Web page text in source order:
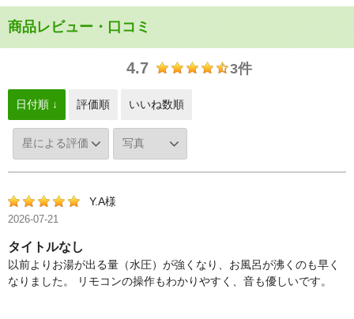
商品レビュー・口コミ
4.7 3件
日付順 ↓ 評価順 いいね数順
Y.A様
2026-07-21
タイトルなし
以前よりお湯が出る量（水圧）が強くなり、お風呂が沸くのも早く
なりました。 リモコンの操作もわかりやすく、音も優しいです。